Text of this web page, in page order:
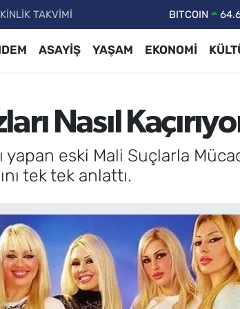
TAKVİMİ DOLAR
BİST100
BITCOIN
ASAYİŞ YAŞAM EKONOMİ
Nasıl
yapan eski Mali Suçlarla
tek tek anlattı.